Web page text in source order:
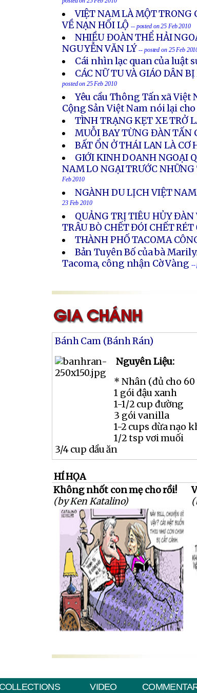
posted on 25 Feb 2010
VIỆT NAM LÀ MỘT TRONG
VỀ NẠN HỐI LỘ -- posted on 25 Feb 2010
NHIỀU ĐOÀN THỂ HẢI
NGUYỄN VĂN LÝ -- posted on 25 Feb
Cái nhìn lạc quan của luật
CÁC NỮ TU VÀ GIÁO DÂN
posted on 25 Feb 2010
Yêu cầu Thông Tấn xã
Cộng Sản Việt Nam nói lại
TÌNH TRẠNG KẸT XE TRỞ
MUỖI BAY TỪNG ĐÀN TẤN
BẤT ỔN Ở THÁI LAN LÀ CƠ
GIỚI KINH DOANH NGOẠI
NAM LO NGẠI TRƯỚC
Feb 2010
NGÀNH DU LỊCH VIỆT
23 Feb 2010
QUẢNG TRỊ TIÊU HỦY ĐÀN
TRÂU BÒ CHẾT ĐÓI CHẾT
THÀNH PHỐ TACOMA
Bản Tuyên Bố của bà
Tacoma, công nhận Cờ Vàng --
Bánh Cam (Bánh Rán)
Nguyên Liệu:
* Nhân (đủ cho
1 gói đậu xanh
1-1/2 cup đường
3 gói vanilla
1-2 cups dừa nạo
1/2 tsp vơi muối
3/4 cup dầu ăn
HÍ HỌA
Không nhốt con mẹ cho rồi!
(by Ken Katalino)
COLLECTIONS VIDEO